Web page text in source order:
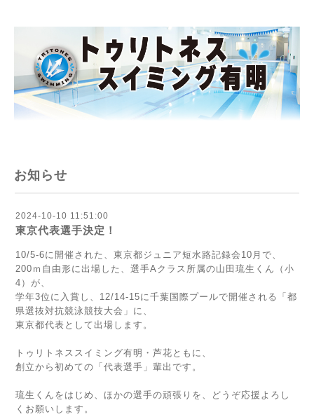
お知らせ
2024-10-10 11:51:00
東京代表選手決定！
10/5-6に開催された、東京都ジュニア短水路記録会10月で、
200ｍ自由形に出場した、選手Aクラス所属の山田琉生くん（小
4）が、
学年3位に入賞し、12/14-15に千葉国際プールで開催される「都
県選抜対抗競泳競技大会」に、
東京都代表として出場します。
トゥリトネススイミング有明・芦花ともに、
創立から初めての「代表選手」輩出です。
琉生くんをはじめ、ほかの選手の頑張りを、どうぞ応援よろし
くお願いします。